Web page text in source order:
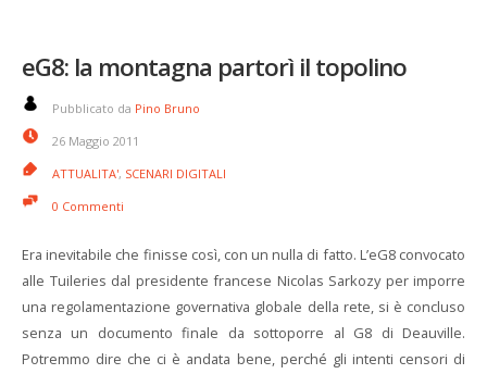
eG8: la montagna partorì il topolino
Pubblicato da Pino Bruno
26 Maggio 2011
ATTUALITA', SCENARI DIGITALI
0 Commenti
Era inevitabile che finisse così, con un nulla di fatto. L’eG8 convocato
alle Tuileries dal presidente francese Nicolas Sarkozy per imporre
una regolamentazione governativa globale della rete, si è concluso
senza un documento finale da sottoporre al G8 di Deauville.
Potremmo dire che ci è andata bene, perché gli intenti censori di